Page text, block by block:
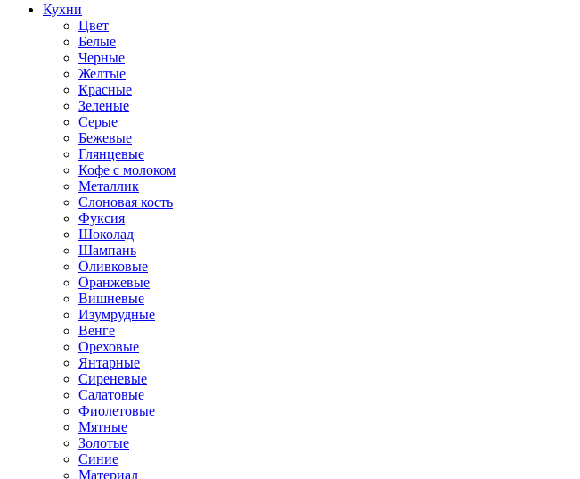
Кухни
Цвет
Белые
Черные
Желтые
Красные
Зеленые
Серые
Бежевые
Глянцевые
Кофе с молоком
Металлик
Слоновая кость
Фуксия
Шоколад
Шампань
Оливковые
Оранжевые
Вишневые
Изумрудные
Венге
Ореховые
Янтарные
Сиреневые
Салатовые
Фиолетовые
Мятные
Золотые
Синие
Материал